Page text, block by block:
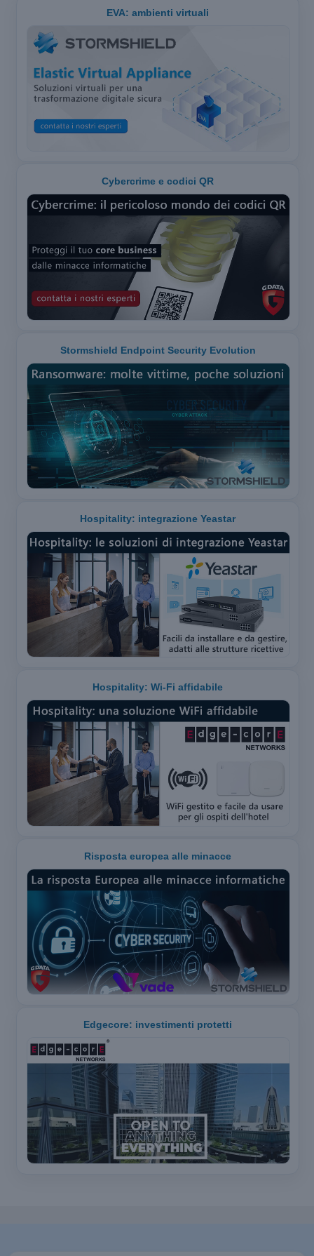
EVA: ambienti virtuali
Cybercrime e codici QR
Stormshield Endpoint Security Evolution
Hospitality: integrazione Yeastar
Hospitality: Wi-Fi affidabile
Risposta europea alle minacce
Edgecore: investimenti protetti